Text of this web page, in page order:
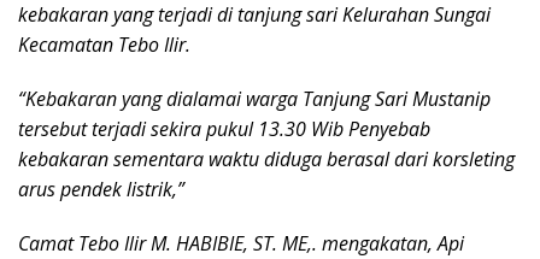
kebakaran yang terjadi di tanjung sari Kelurahan Sungai
Kecamatan Tebo Ilir.
“Kebakaran yang dialamai warga Tanjung Sari Mustanip
tersebut terjadi sekira pukul 13.30 Wib Penyebab
kebakaran sementara waktu diduga berasal dari korsleting
arus pendek listrik,”
Camat Tebo Ilir M. HABIBIE, ST. ME,. mengakatan, Api